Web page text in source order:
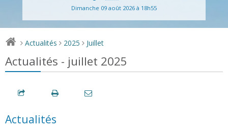
Dimanche 09 août 2026 à 18h55
> Actualités > 2025 > Juillet
Actualités - juillet 2025
Actualités